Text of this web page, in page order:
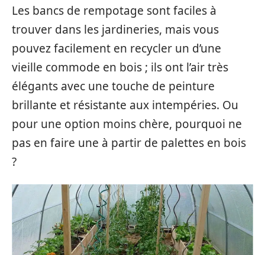
Les bancs de rempotage sont faciles à
trouver dans les jardineries, mais vous
pouvez facilement en recycler un d’une
vieille commode en bois ; ils ont l’air très
élégants avec une touche de peinture
brillante et résistante aux intempéries. Ou
pour une option moins chère, pourquoi ne
pas en faire une à partir de palettes en bois
?